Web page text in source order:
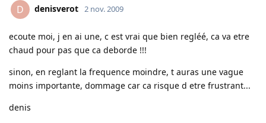
D denisverot 2 nov. 2009
ecoute moi, j en ai une, c est vrai que bien regléé, ca va etre
chaud pour pas que ca deborde !!!
sinon, en reglant la frequence moindre, t auras une vague
moins importante, dommage car ca risque d etre frustrant...
denis